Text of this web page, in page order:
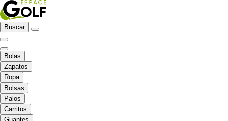
Buscar
Bolas
Zapatos
Ropa
Bolsas
Palos
Carritos